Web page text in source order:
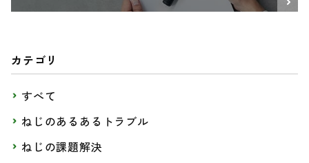
カテゴリ
すべて
ねじのあるあるトラブル
ねじの課題解決